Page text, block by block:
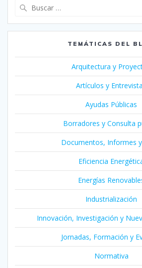
TEMÁTICAS DEL
Arquitectura y
Artículos y
Ayudas Públicas
Borradores y Consulta
Documentos, Informes
Eficiencia
Energías
Industrialización
Innovación, Investigación y
Jornadas, Formación y
Normativa